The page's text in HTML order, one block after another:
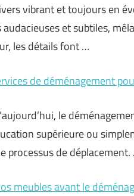
vibrant et toujours en
et subtiles,
les détails font …
de déménagement
le
supérieure ou
processus de
meubles avant le